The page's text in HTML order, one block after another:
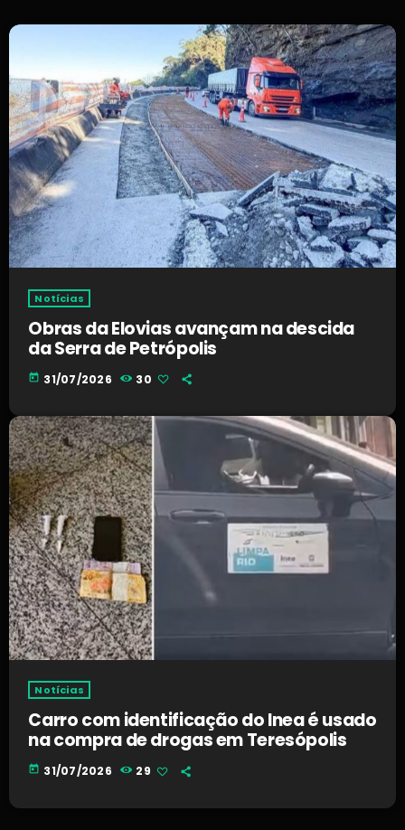
Notícias
Obras da Elovias avançam na descida
da Serra de Petrópolis
today 31/07/2026 30
Notícias
Carro com identificação do Inea é usado
na compra de drogas em Teresópolis
today 31/07/2026 29